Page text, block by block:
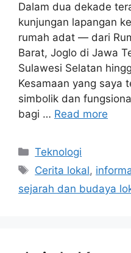
Dalam dua dekade
kunjungan lapangan
rumah adat — dari
Barat, Joglo di Jawa
Sulawesi Selatan
Kesamaan yang saya
simbolik dan
bagi … Read more
Categories
Teknologi
Tags
Cerita lokal,
sejarah dan budaya